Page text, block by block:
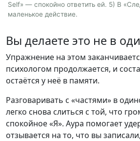
Self» — спокойно ответить ей. 5) В
маленькое действие.
Вы делаете это не в
Упражнение на этом
психологом продолжается, и
остаётся у неё в памяти.
Разговаривать с «частями» в
легко снова слиться с той, что
спокойное «Я». Аура помогает
отзывается на то, что вы